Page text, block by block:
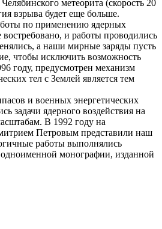
метеорита (скорость 20
взрыва будет еще больше.
по применению ядерных
и работы проводились
а наши мирные заряды пусть
чтобы исключить возможность
году, предусмотрен механизм
тел с Землей является тем
и военных энергетических
ядерного воздействия на
В 1992 году на
Петровым представили наш
работы выполнялись
монографии, изданной